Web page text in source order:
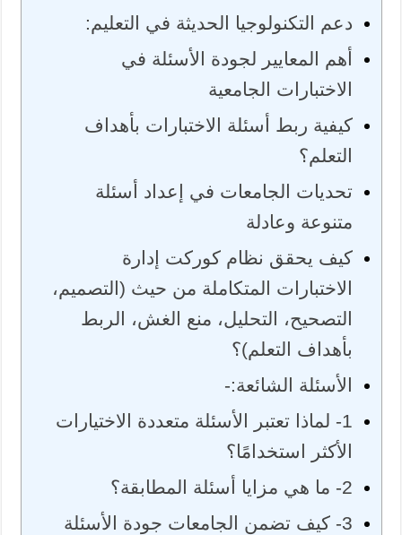
دعم التكنولوجيا الحديثة في التعليم:
أهم المعايير لجودة الأسئلة في
الاختبارات الجامعية
كيفية ربط أسئلة الاختبارات بأهداف
التعلم؟
تحديات الجامعات في إعداد أسئلة
متنوعة وعادلة
كيف يحقق نظام كوركت إدارة
الاختبارات المتكاملة من حيث (التصميم،
التصحيح، التحليل، منع الغش، الربط
بأهداف التعلم)؟
الأسئلة الشائعة:-
1- لماذا تعتبر الأسئلة متعددة الاختيارات
الأكثر استخدامًا؟
2- ما هي مزايا أسئلة المطابقة؟
3- كيف تضمن الجامعات جودة الأسئلة